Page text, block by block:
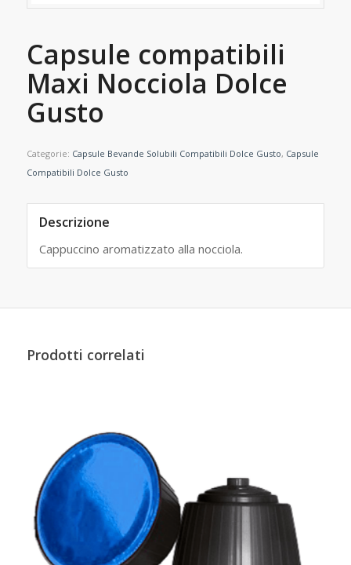
Capsule compatibili
Maxi Nocciola Dolce
Gusto
Categorie: Capsule Bevande Solubili Compatibili Dolce Gusto, Capsule
Compatibili Dolce Gusto
Descrizione
Cappuccino aromatizzato alla nocciola.
Prodotti correlati